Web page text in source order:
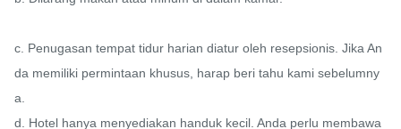
c. Penugasan tempat tidur harian diatur oleh resepsionis. Jika An
da memiliki permintaan khusus, harap beri tahu kami sebelumny
a.
d. Hotel hanya menyediakan handuk kecil. Anda perlu membawa